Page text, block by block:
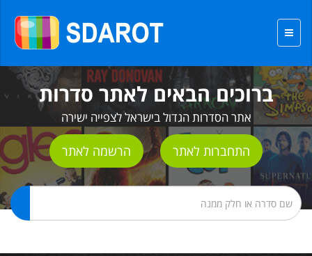
ברוכים הבאים לאתר סדרות
אתר הסדרות הגדול בישראל לצפייה ישירה
התחברות לאתר הרשמה לאתר